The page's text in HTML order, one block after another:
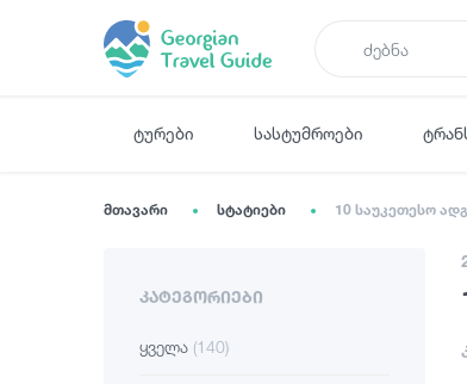
ტურები სასტუმროები
მთავარი სტატიები 10 საუკეთესო
ᲙᲐᲢᲔᲒᲝᲠᲘᲔᲑᲘ
ყველა (140)